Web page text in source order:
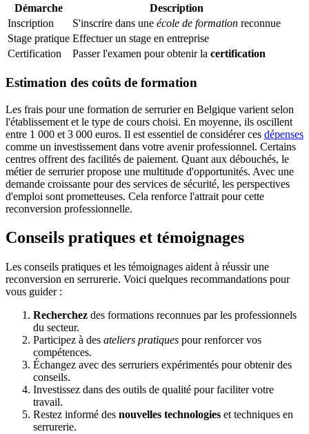
Démarche
Description
Inscription
S'inscrire dans une école de formation reconnue
Stage pratique Effectuer un stage en entreprise
Certification
Passer l'examen pour obtenir la certification
Estimation des coûts de formation
Les frais pour une formation de serrurier en Belgique varient selon
l'établissement et le type de cours choisi. En moyenne, ils oscillent
entre 1 000 et 3 000 euros. Il est essentiel de considérer ces dépenses
comme un investissement dans votre avenir professionnel. Certains
centres offrent des facilités de paiement. Quant aux débouchés, le
métier de serrurier propose une multitude d'opportunités. Avec une
demande croissante pour des services de sécurité, les perspectives
d'emploi sont prometteuses. Cela renforce l'attrait pour cette
reconversion professionnelle.
Conseils pratiques et témoignages
Les conseils pratiques et les témoignages aident à réussir une
reconversion en serrurerie. Voici quelques recommandations pour
vous guider :
Recherchez des formations reconnues par les professionnels
du secteur.
Participez à des ateliers pratiques pour renforcer vos
compétences.
Échangez avec des serruriers expérimentés pour obtenir des
conseils.
Investissez dans des outils de qualité pour faciliter votre
travail.
Restez informé des nouvelles technologies et techniques en
serrurerie.